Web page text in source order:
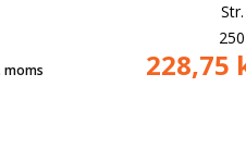
228,75